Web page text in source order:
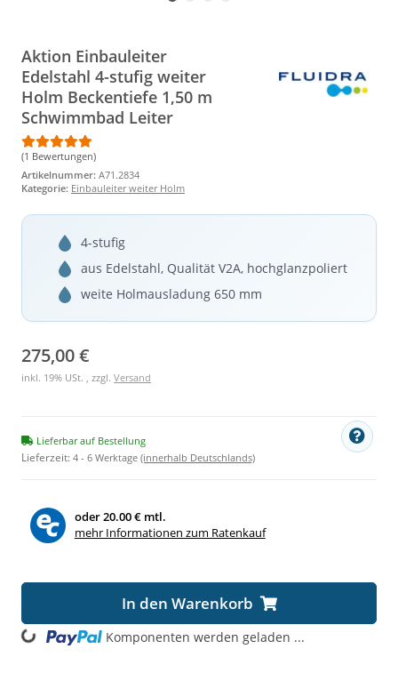
Aktion Einbauleiter
Edelstahl 4-stufig weiter
Holm Beckentiefe 1,50 m
Schwimmbad Leiter
(1 Bewertungen)
Artikelnummer: A71.2834
Kategorie: Einbauleiter weiter Holm
4-stufig
aus Edelstahl, Qualität V2A, hochglanzpoliert
weite Holmausladung 650 mm
275,00 €
inkl. 19% USt. , zzgl. Versand
Lieferbar auf Bestellung
Lieferzeit: 4 - 6 Werktage (innerhalb Deutschlands)
oder20.00 € mtl.
mehr Informationen zum Ratenkauf
In den Warenkorb
Loading... Komponenten werden geladen ...